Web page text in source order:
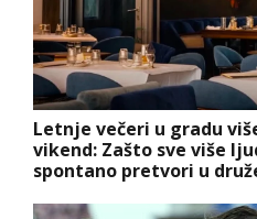
Letnje večeri u gradu
vikend: Zašto sve više
spontano pretvori u